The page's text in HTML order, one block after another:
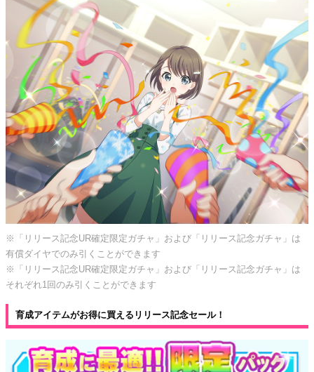
※「リリース記念UR確定限定ガチャ」および「リリース記念ガチャ」は
有償ダイヤでのみ引くことができます
※「リリース記念UR確定限定ガチャ」および「リリース記念ガチャ」は
それぞれ1回のみ引くことができます
育成アイテムがお得に買えるリリース記念セール！